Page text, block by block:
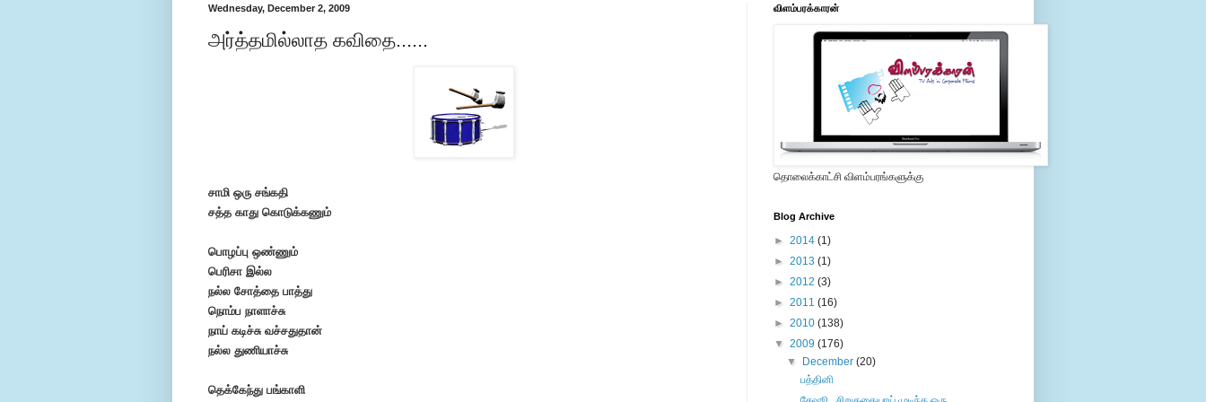
Wednesday, December 2, 2009
அர்த்தமில்லாத கவிதை......
சாமி ஒரு சங்கதி
சத்த காது கொடுக்கணும்
பொழப்பு ஒண்ணும்
பெரிசா இல்ல
நல்ல சோத்தை பாத்து
நொம்ப நாளாச்சு
நாய் கடிச்சு வச்சதுதான்
நல்ல துணியாச்சு
தெக்கேந்து பங்காளி
விளம்பரக்காரன்
தொலைக்காட்சி விளம்பரங்களுக்கு
Blog Archive
► 2014 (1)
► 2013 (1)
► 2012 (3)
► 2011 (16)
► 2010 (138)
▼ 2009 (176)
▼
December(20)
பத்தினி